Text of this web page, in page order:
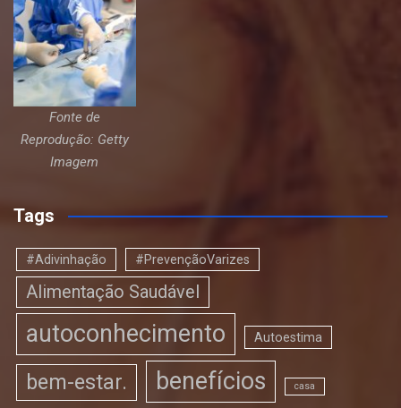
Fonte de
Reprodução: Getty
Imagem
Tags
#Adivinhação #PrevençãoVarizes
Alimentação Saudável
autoconhecimento Autoestima
bem-estar. benefícios casa